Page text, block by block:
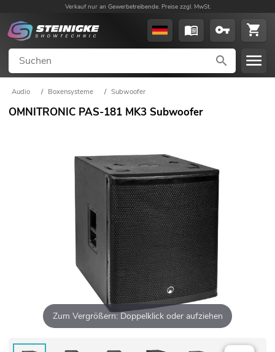
Verkauf nur an Gewerbetreibende. Preise zzgl. MwSt.
Audio / Boxensysteme / Subwoofer
OMNITRONIC PAS-181 MK3 Subwoofer
Zum Vergrößern: Doppelklick oder aufziehen